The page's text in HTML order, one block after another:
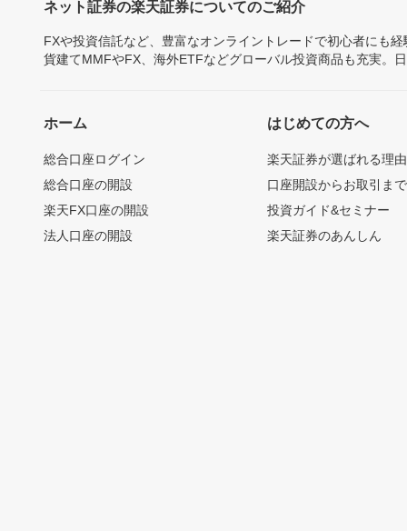
ネット証券の楽天証券についてのご紹介
FXや投資信託など、豊富なオンライントレードで初心者にも
貨建てMMFやFX、海外ETFなどグローバル投資商品も充実。
ホーム
総合口座ログイン
総合口座の開設
楽天FX口座の開設
法人口座の開設
はじめての方へ
楽天証券が選ばれる理由
口座開設からお取引ま
投資ガイド&セミナー
楽天証券のあんしん